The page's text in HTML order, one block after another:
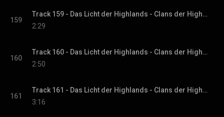
159
Track 159 - Das Licht der Highlands - Clans der Highlands-Reihe, Band 1
2:29
160
Track 160 - Das Licht der Highlands - Clans der Highlands-Reihe, Band 1
2:50
161
Track 161 - Das Licht der Highlands - Clans der Highlands-Reihe, Band 1
3:16